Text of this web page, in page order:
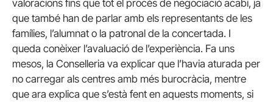
valoracions fins que tot el procés de negociació acabi, ja
que també han de parlar amb els representants de les
famílies, l’alumnat o la patronal de la concertada. I
queda conèixer l’avaluació de l’experiència. Fa uns
mesos, la Conselleria va explicar que l’havia aturada per
no carregar als centres amb més burocràcia, mentre
que ara explica que s’està fent en aquests moments, si